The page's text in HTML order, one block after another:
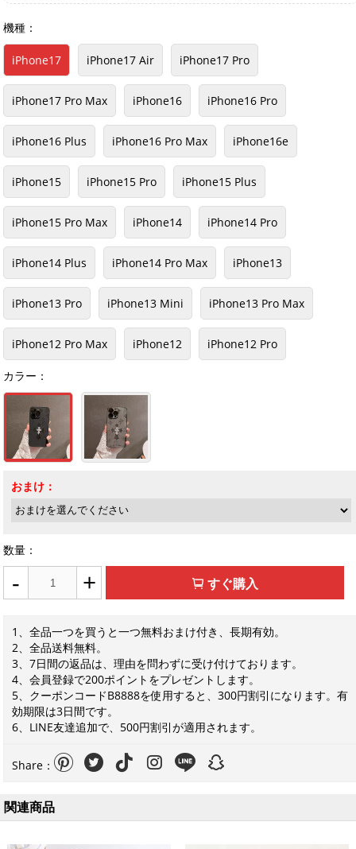
機種：
iPhone17 iPhone17 Air iPhone17 Pro
iPhone17 Pro Max iPhone16 iPhone16 Pro
iPhone16 Plus iPhone16 Pro Max iPhone16e
iPhone15 iPhone15 Pro iPhone15 Plus
iPhone15 Pro Max iPhone14 iPhone14 Pro
iPhone14 Plus iPhone14 Pro Max iPhone13
iPhone13 Pro iPhone13 Mini iPhone13 Pro Max
iPhone12 Pro Max iPhone12 iPhone12 Pro
カラー：
おまけ：
数量：
- + すぐ購入
1、全品一つを買うと一つ無料おまけ付き、長期有効。
2、全品送料無料。
3、7日間の返品は、理由を問わずに受け付けております。
4、会員登録で200ポイントをプレゼントします。
5、クーポンコードB8888を使用すると、300円割引になります。有
効期限は3日間です。
6、LINE友達追加で、500円割引が適用されます。
Share：
関連商品